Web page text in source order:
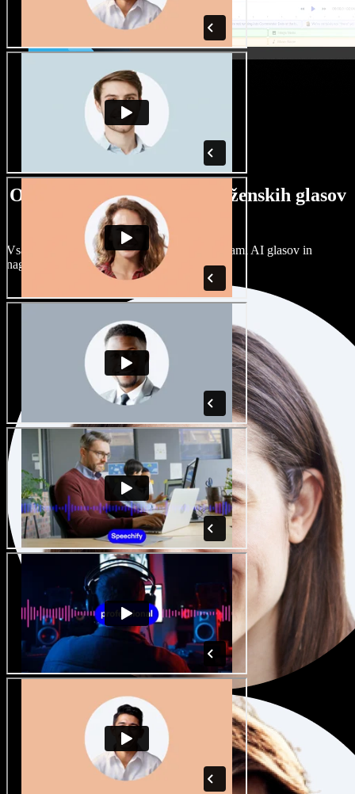
Ogromna izbira moških in ženskih glasov
ter naglasov
Vsak projekt je unikaten. Izbirajte med stotinami AI glasov in
naglasov ter jih prilagodite po svoje.